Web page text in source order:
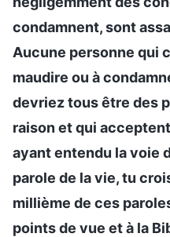
condamnent, sont
Aucune personne qui
maudire ou à
devriez tous être des
raison et qui
ayant entendu la voie
parole de la vie, tu
millième de ces
points de vue et à la